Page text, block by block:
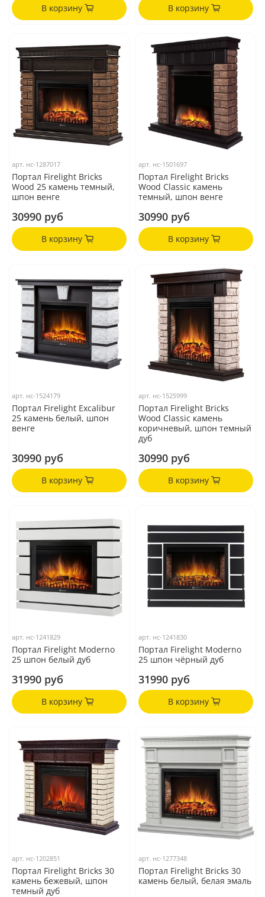
В корзину В корзину
арт. нс-1287017
Портал Firelight Bricks
Wood 25 камень темный,
шпон венге
30990 руб
В корзину
арт. нс-1501697
Портал Firelight Bricks
Wood Classic камень
темный, шпон венге
30990 руб
В корзину
арт. нс-1524179
Портал Firelight Excalibur
25 камень белый, шпон
венге
30990 руб
В корзину
арт. нс-1525999
Портал Firelight Bricks
Wood Classic камень
коричневый, шпон темный
дуб
30990 руб
В корзину
арт. нс-1241829
Портал Firelight Moderno
25 шпон белый дуб
31990 руб
В корзину
арт. нс-1241830
Портал Firelight Moderno
25 шпон чёрный дуб
31990 руб
В корзину
арт. нс-1202851
Портал Firelight Bricks 30
камень бежевый, шпон
темный дуб
арт. нс-1277348
Портал Firelight Bricks 30
камень белый, белая эмаль